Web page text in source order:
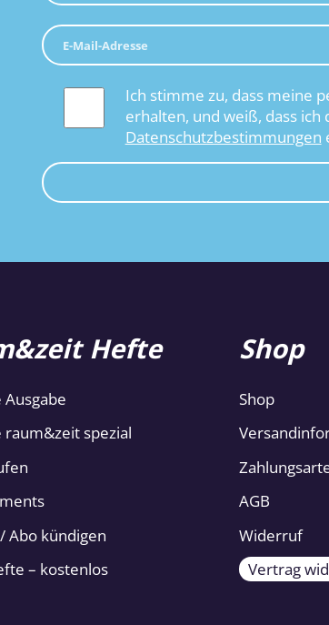
Ich stimme zu, dass meine
erhalten, und weiß, dass
Datenschutzbestimmungen
Hefte
raum&zeit spezial
Abo kündigen
– kostenlos
Shop
Shop
AGB
Widerruf
Vertrag